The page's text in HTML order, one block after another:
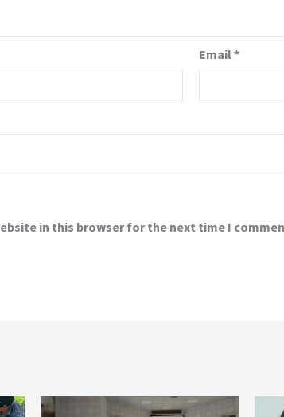
Email*
in this browser for the next time I